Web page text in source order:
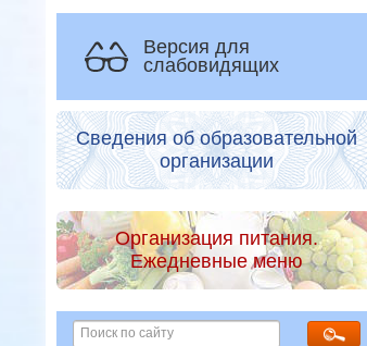
Версия для
слабовидящих
Сведения об образовательной
организации
Организация питания.
Ежедневные меню